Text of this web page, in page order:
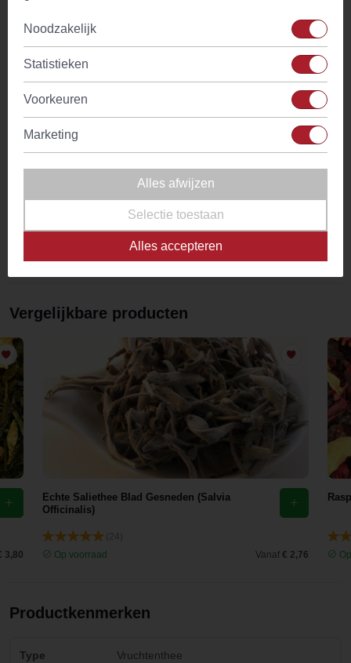
vrolijk moment genietend van een stuk appelgebak.
De basis van de melange van onze Apple Pie thee spreekt
appelschijfjes vind je terug in de melange. Daarnaast is de
melange aangevuld met, hoe kan het ook anders voor een
appeltaart thee, kaneel en vanillestukjes. Ook bevat de
melange druiven, witlofwortel en amandelschilfers. En
tezamen zorgen deze ingrediënten voor een heerlijk
uitgebalanceerde appeltaart thee met een heerlijke geur en
Kortom, ben je jarig, heb je een nieuwe woning, ben je net
getrouwd of ben je gewoon gelukkig? Vier het met Apple
Vergelijkbare producten
3,80
Echte Saliethee Blad Gesneden (Salvia
Officinalis)
Op voorraad
Vanaf € 2,76
Productkenmerken
Type Vruchtenthee
Noodzakelijk
Statistieken
Voorkeuren
Marketing
Alles afwijzen
Selectie toestaan
Alles accepteren